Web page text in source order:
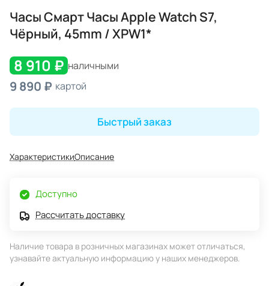
Часы Смарт Часы Apple Watch S7,
Чёрный, 45mm / XPW1*
8 910 ₽ наличными
9 890 ₽ картой
Быстрый заказ
ХарактеристикиОписание
Доступно
Рассчитать доставку
Наличие товара в розничных магазинах может отличаться,
узнавайте актуальную информацию у наших менеджеров.